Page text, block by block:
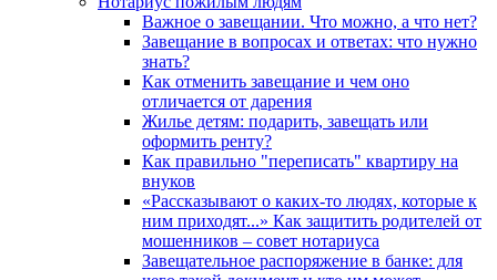
Важное о завещании. Что можно, а что нет?
Завещание в вопросах и ответах: что нужно
знать?
Как отменить завещание и чем оно
отличается от дарения
Жилье детям: подарить, завещать или
оформить ренту?
Как правильно "переписать" квартиру на
внуков
«Рассказывают о каких-то людях, которые к
ним приходят...» Как защитить родителей от
мошенников – совет нотариуса
Завещательное распоряжение в банке: для